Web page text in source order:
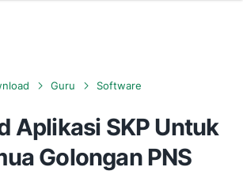
Guru Software
Aplikasi SKP Untuk
Golongan PNS